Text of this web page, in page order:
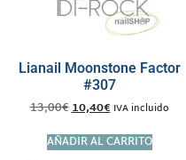
Lianail Moonstone Factor
#307
13,00€10,40€ IVA incluido
AÑADIR AL CARRITO